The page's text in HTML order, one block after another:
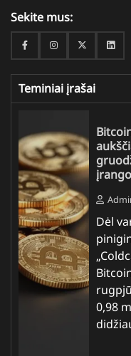
Sekite mus:
FacebookInstagramTwitter
Teminiai įrašai
Dėl
0,98